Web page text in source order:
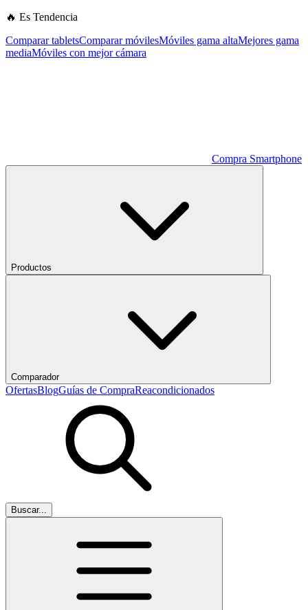
🔥 Es Tendencia
Comparar tabletsComparar móvilesMóviles gama altaMejores gama
mediaMóviles con mejor cámara
Compra Smartphone
Productos
Comparador
OfertasBlogGuías de CompraReacondicionados
Buscar...